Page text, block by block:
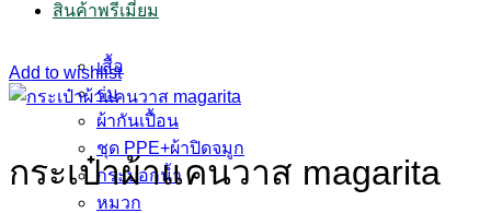
สินค้าพรีเมี่ยม
เสื้อ
ร่ม
ผ้ากันเปื้อน
ชุด PPE+ผ้าปิดจมูก
กระบอกน้ำ
หมวก
Add to wishlist
กระเป๋าผ้าแคนวาส magarita